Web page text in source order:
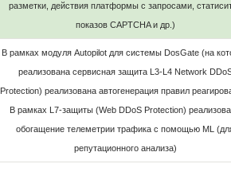
разметки, действия платформы с запросами,
показов CAPTCHA и др.)
В рамках модуля Autopilot для системы DosGate (на
реализована сервисная защита L3-L4 Network
Protection) реализована автогенерация правил
В рамках L7-защиты (Web DDoS Protection)
обогащение телеметрии трафика с помощью ML
репутационного анализа)